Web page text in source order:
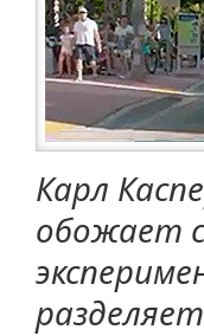
Карл
обожает